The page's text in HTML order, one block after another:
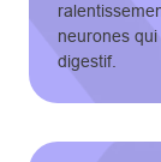
neurones
digestif.